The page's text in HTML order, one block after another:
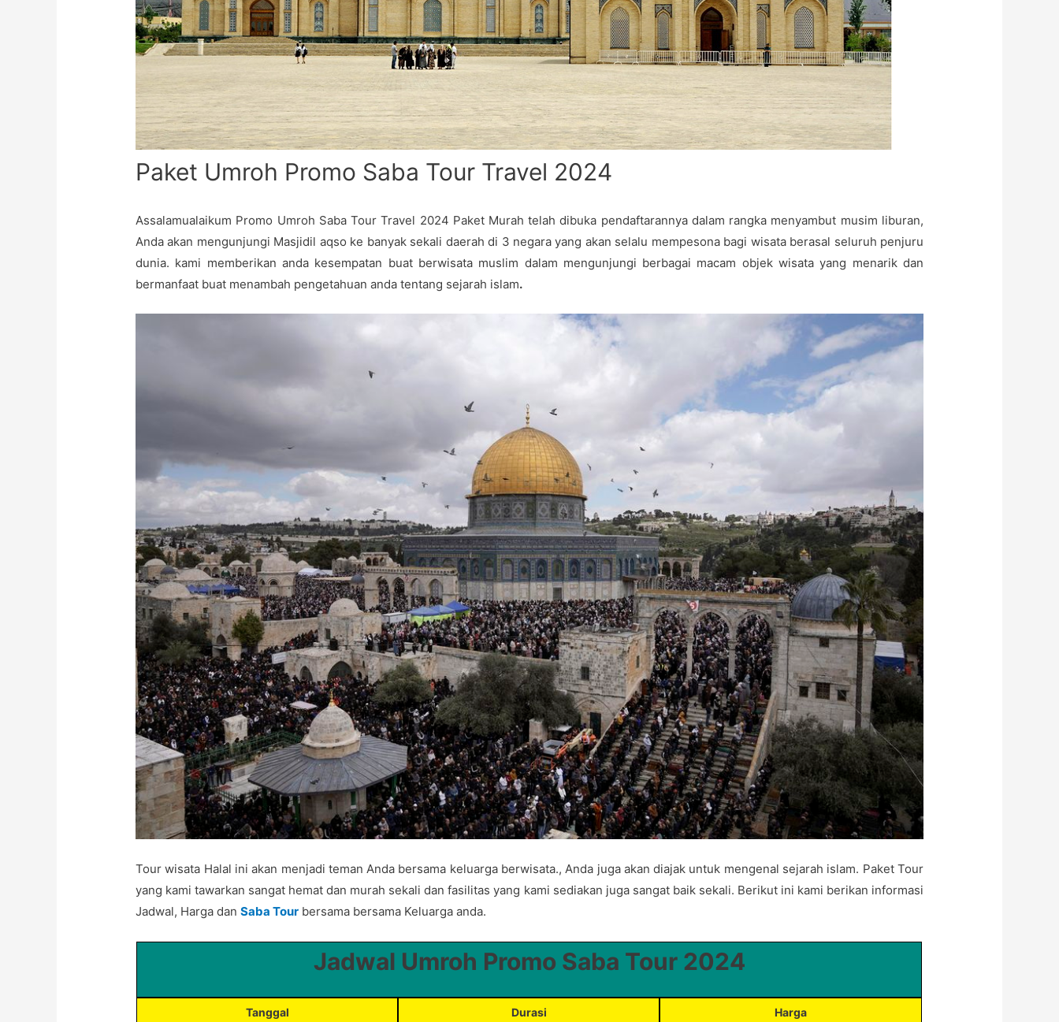
Paket Umroh Promo Saba Tour Travel 2024
Assalamualaikum Promo Umroh Saba Tour Travel 2024 Paket Murah telah dibuka pendaftarannya dalam rangka menyambut musim liburan,
Anda akan mengunjungi Masjidil aqso ke banyak sekali daerah di 3 negara yang akan selalu mempesona bagi wisata berasal seluruh penjuru
dunia. kami memberikan anda kesempatan buat berwisata muslim dalam mengunjungi berbagai macam objek wisata yang menarik dan
bermanfaat buat menambah pengetahuan anda tentang sejarah islam.
Tour wisata Halal ini akan menjadi teman Anda bersama keluarga berwisata., Anda juga akan diajak untuk mengenal sejarah islam. Paket Tour
yang kami tawarkan sangat hemat dan murah sekali dan fasilitas yang kami sediakan juga sangat baik sekali. Berikut ini kami berikan informasi
Jadwal, Harga danSaba Tour bersama bersama Keluarga anda.
Jadwal Umroh Promo Saba Tour 2024
Tanggal Durasi Harga